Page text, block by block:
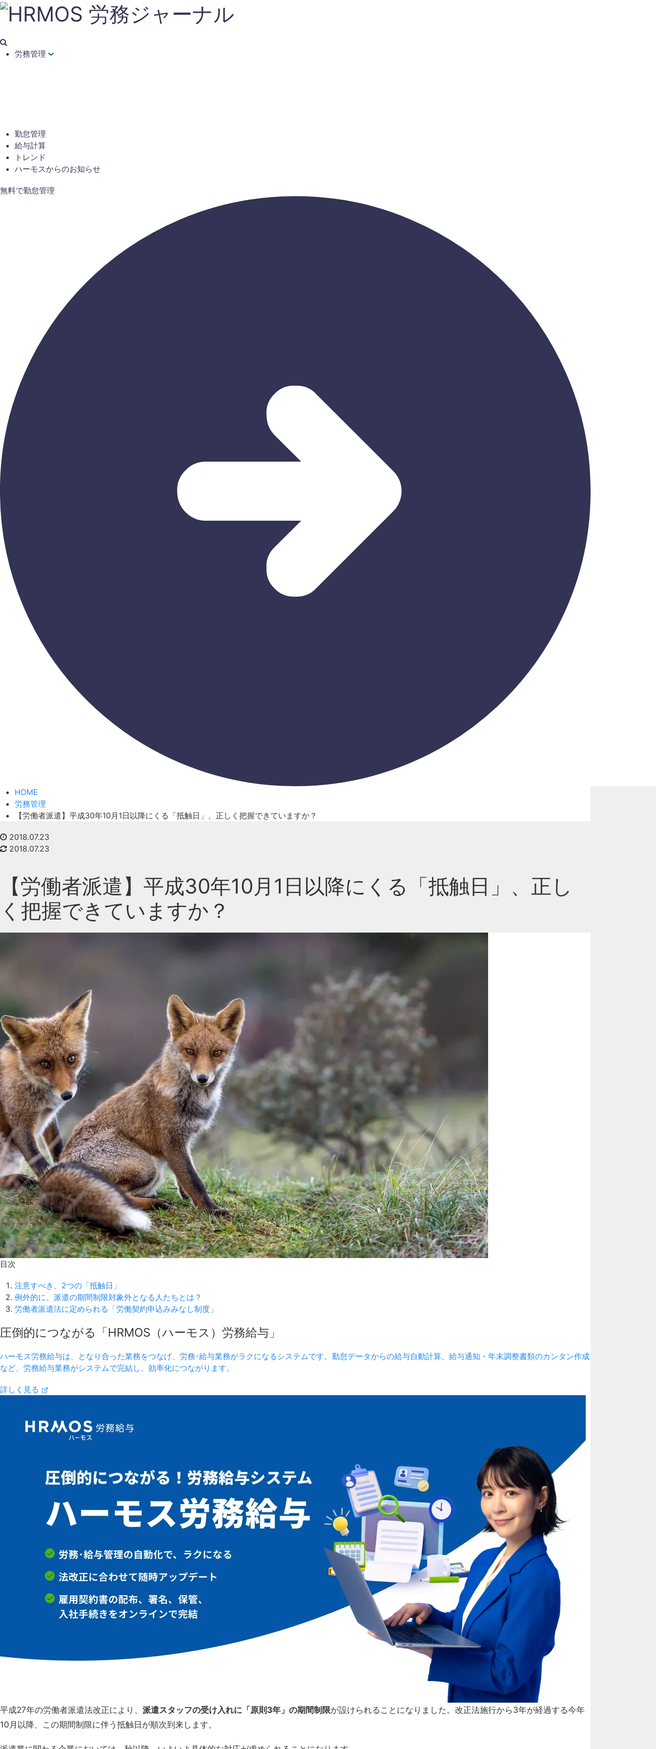
労務管理
勤怠管理
給与計算
トレンド
ハーモスからのお知らせ
無料で勤怠管理
HOME
労務管理
【労働者派遣】平成30年10月1日以降にくる「抵触日」、正しく把握できていますか？
2018.07.23
2018.07.23
【労働者派遣】平成30年10月1日以降にくる「抵触日」、正し
く把握できていますか？
目次
注意すべき、2つの「抵触日」
例外的に、派遣の期間制限対象外となる人たちとは？
労働者派遣法に定められる「労働契約申込みみなし制度」
圧倒的につながる「HRMOS（ハーモス）労務給与」
ハーモス労務給与は、となり合った業務をつなげ、労務･給与業務がラクになるシステムです。勤怠データからの給与自動計算、給与通知・年末調整書類のカンタン作成
など、労務給与業務がシステムで完結し、効率化につながります。
詳しく見る
平成27年の労働者派遣法改正により、 派遣スタッフの受け入れに「原則3年」の期間制限が設けられることになりました。改正法施行から3年が経過する今年
10月以降、この期間制限に伴う抵触日が順次到来します。